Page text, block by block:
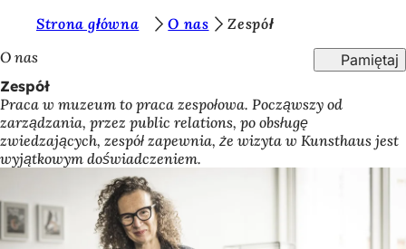
Przejdź do treści
e
s
t
e
ś
t
u
Strona główna O nas
Zespół
O nas
Pamiętaj
Zespół
Praca w muzeum to praca zespołowa. Począwszy od
zarządzania, przez public relations, po obsługę
zwiedzających, zespół zapewnia, że wizyta w Kunsthaus jest
wyjątkowym doświadczeniem.